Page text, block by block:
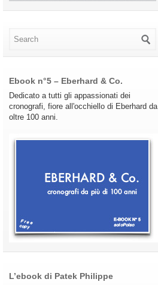
Ebook n°5 – Eberhard & Co.
Dedicato a tutti gli appassionati dei
cronografi, fiore all'occhiello di Eberhard da
oltre 100 anni.
L’ebook di Patek Philippe